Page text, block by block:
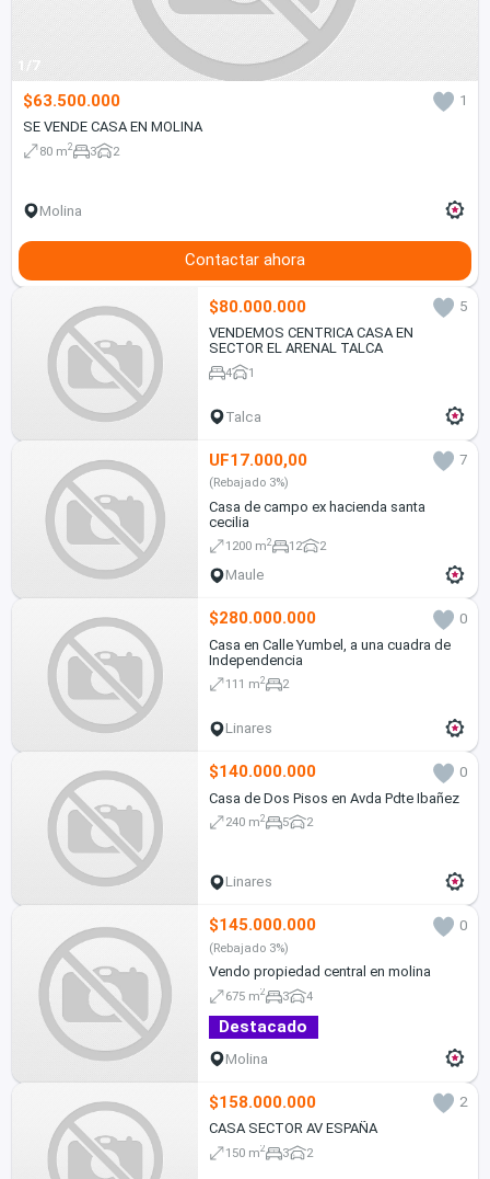
1/7
$63.500.000
1
SE VENDE CASA EN MOLINA
80 m2 3 2
Molina
Contactar ahora
$80.000.000
5
VENDEMOS CENTRICA CASA EN
SECTOR EL ARENAL TALCA
4 1
Talca
UF17.000,00 7
(Rebajado 3%)
Casa de campo ex hacienda santa
cecilia
1200 m2 12 2
Maule
$280.000.000
0
Casa en Calle Yumbel, a una cuadra de
Independencia
111 m2 2
Linares
$140.000.000
0
Casa de Dos Pisos en Avda Pdte Ibañez
240 m2 5 2
Linares
$145.000.000 0
(Rebajado 3%)
Vendo propiedad central en molina
675 m2 3 4
Destacado
Molina
$158.000.000
2
CASA SECTOR AV ESPAÑA
150 m2 3 2